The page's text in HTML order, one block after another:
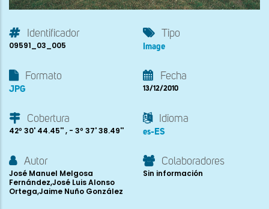
Identificador
09591_03_005
Tipo
Image
Formato
JPG
Fecha
13/12/2010
Cobertura
42º 30' 44.45'' , - 3º 37' 38.49''
Idioma
es-ES
Autor
José Manuel Melgosa
Fernández,José Luis Alonso
Ortega,Jaime Nuño González
Colaboradores
Sin información